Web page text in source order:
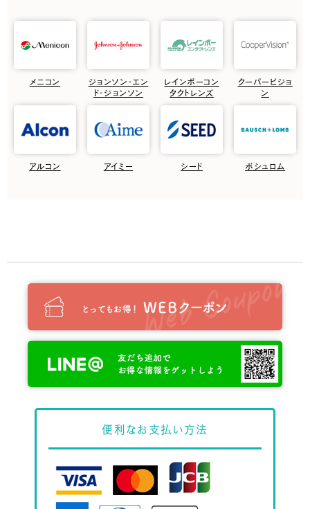
メニコン
ジョンソン・エン
ド・ジョンソン
レインボーコン
タクトレンズ
クーパービジョ
ン
アルコン アイミー シード ボシュロム
便利なお支払い方法